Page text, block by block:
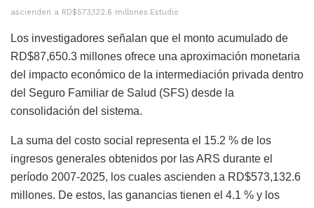
ascienden a RD$573,132.6 millones.Estudio
Los investigadores señalan que el monto acumulado de
RD$87,650.3 millones ofrece una aproximación monetaria
del impacto económico de la intermediación privada dentro
del Seguro Familiar de Salud (SFS) desde la
consolidación del sistema.
La suma del costo social representa el 15.2 % de los
ingresos generales obtenidos por las ARS durante el
período 2007-2025, los cuales ascienden a RD$573,132.6
millones. De estos, las ganancias tienen el 4.1 % y los